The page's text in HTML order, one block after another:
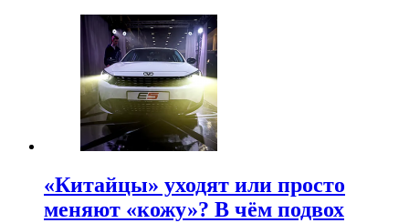
«Китайцы» уходят или просто
меняют «кожу»? В чём подвох